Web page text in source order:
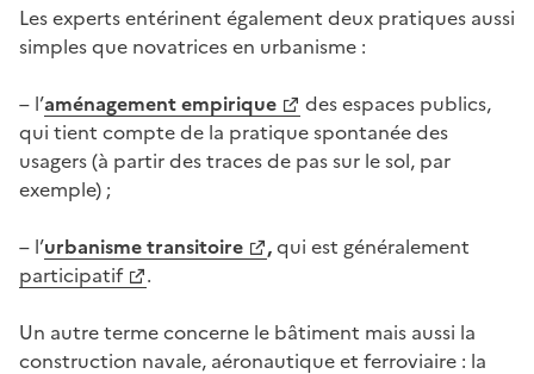
Les experts entérinent également deux pratiques aussi
simples que novatrices en urbanisme :
– l’aménagement empirique
des espaces publics,
qui tient compte de la pratique spontanée des
usagers (à partir des traces de pas sur le sol, par
exemple) ;
– l’urbanisme transitoire ,qui est généralement
participatif
.
Un autre terme concerne le bâtiment mais aussi la
construction navale, aéronautique et ferroviaire : la